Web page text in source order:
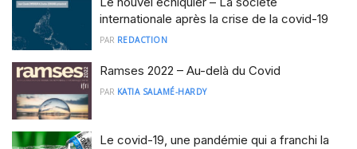
internationale après la crise de la covid-19
PAR REDACTION
Ramses 2022 – Au-delà du Covid
PAR KATIA SALAMÉ-HARDY
Le covid-19, une pandémie qui a franchi la